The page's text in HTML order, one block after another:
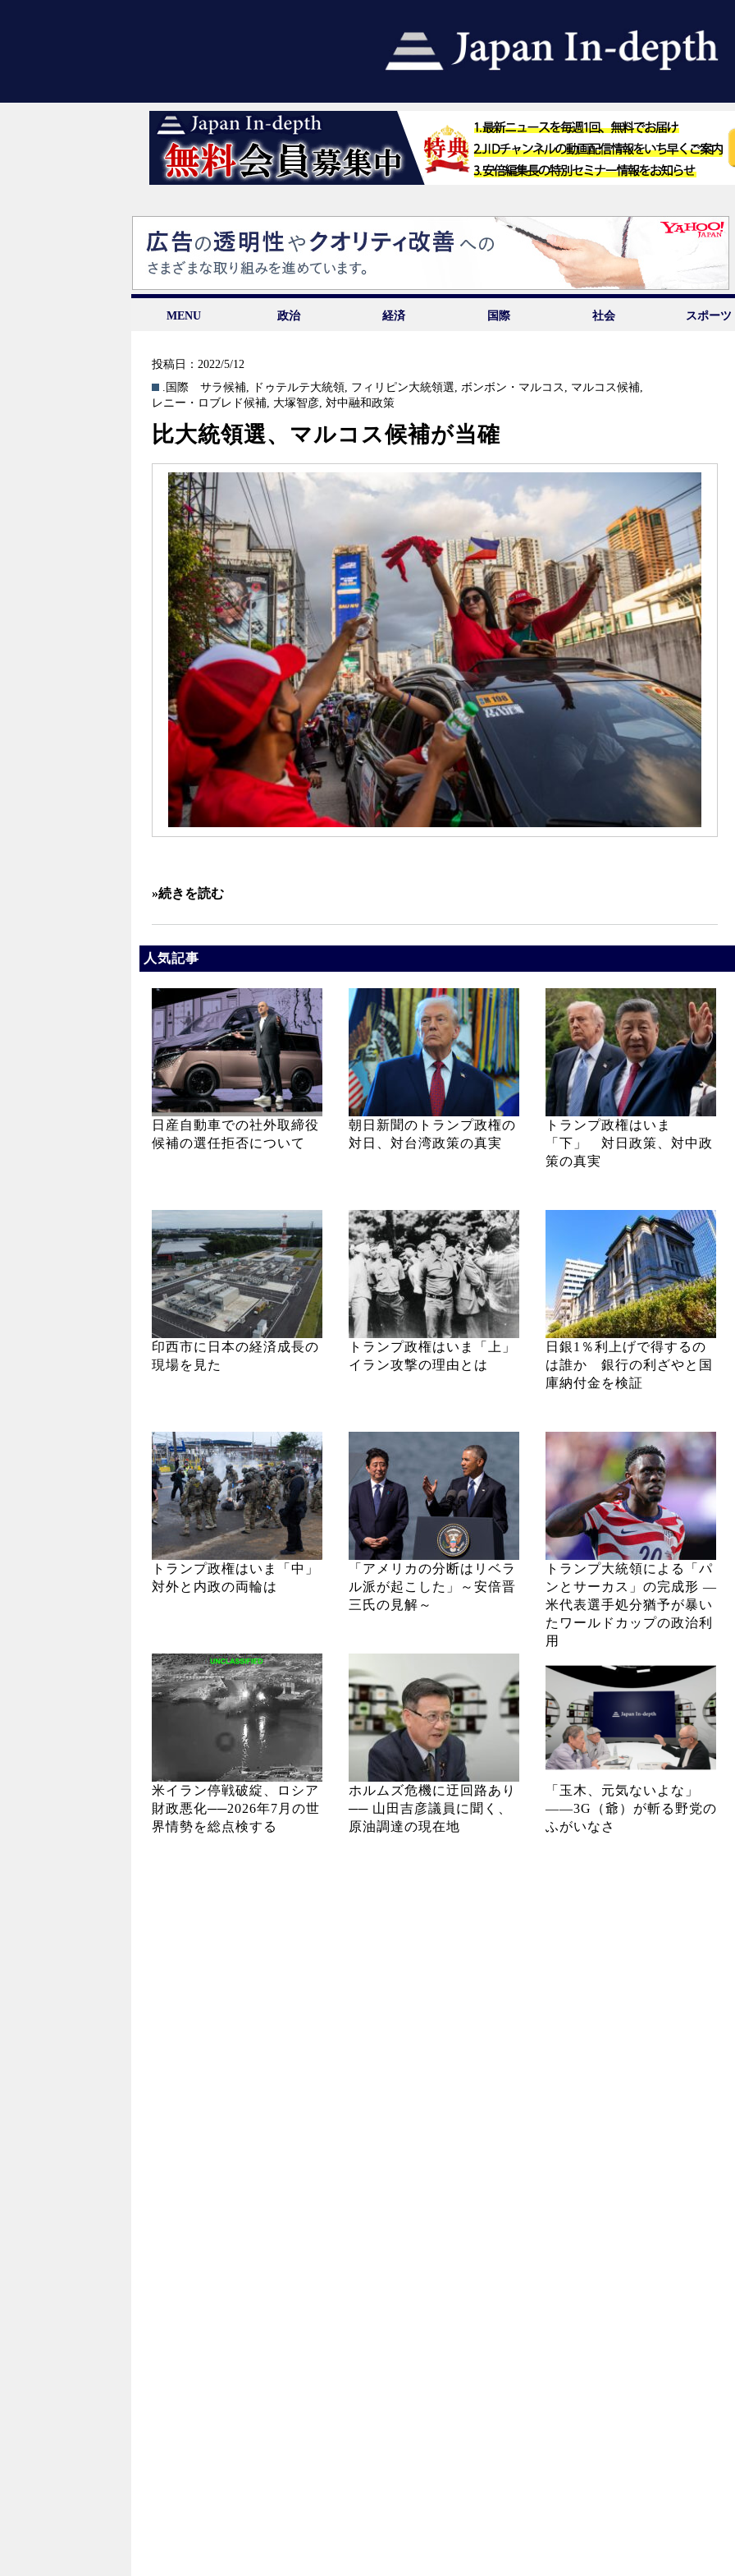
MENU 政治 経済 国際 社会 スポーツ
投稿日：2022/5/12
.国際
サラ候補, ドゥテルテ大統領, フィリピン大統領選,ボンボン・マルコス , マルコス候補,
レニー・ロブレド候補, 大塚智彦, 対中融和政策
比大統領選、マルコス候補が当確
»続きを読む
人気記事
日産自動車での社外取締役
候補の選任拒否について
朝日新聞のトランプ政権の
対日、対台湾政策の真実
トランプ政権はいま
「下」 対日政策、対中政
策の真実
印西市に日本の経済成長の
現場を見た
トランプ政権はいま「上」
イラン攻撃の理由とは
日銀1％利上げで得するの
は誰か 銀行の利ざやと国
庫納付金を検証
トランプ政権はいま「中」
対外と内政の両輪は
「アメリカの分断はリベラ
ル派が起こした」～安倍晋
三氏の見解～
トランプ大統領による「パ
ンとサーカス」の完成形 ―
米代表選手処分猶予が暴い
たワールドカップの政治利
用
米イラン停戦破綻、ロシア
財政悪化──2026年7月の世
界情勢を総点検する
ホルムズ危機に迂回路あり
── 山田吉彦議員に聞く、
原油調達の現在地
「玉木、元気ないよな」
――3G（爺）が斬る野党の
ふがいなさ